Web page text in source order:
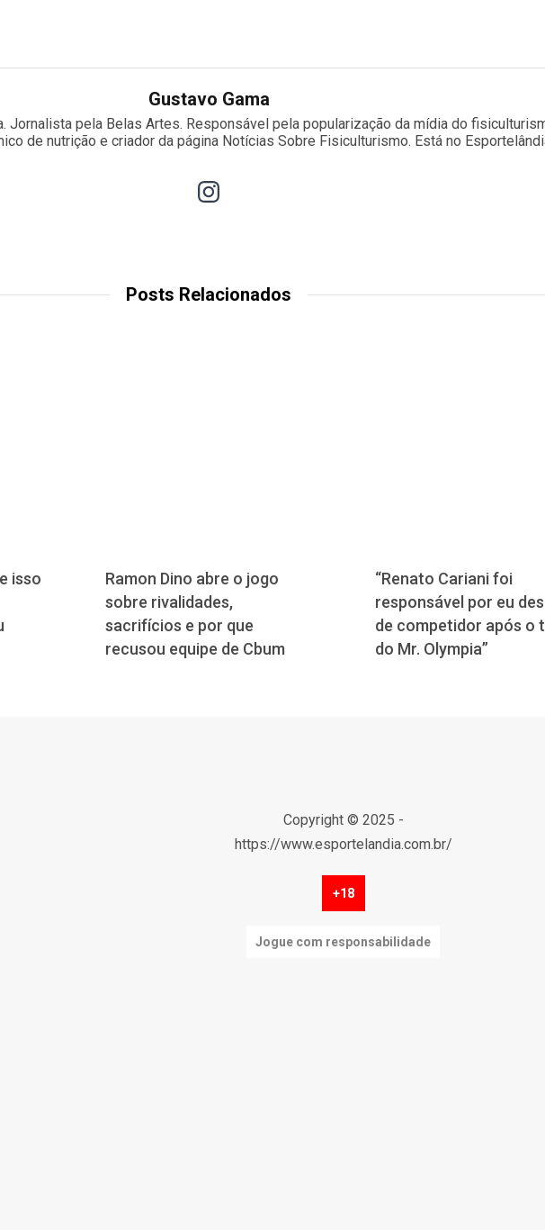
Gustavo Gama
Jornalista pela Belas Artes. Responsável pela popularização da mídia do
de nutrição e criador da página Notícias Sobre Fisiculturismo. Está no
Posts Relacionados
isso
Ramon Dino abre o jogo
sobre rivalidades,
sacrifícios e por que
recusou equipe de Cbum
“Renato Cariani foi
responsável por eu
de competidor após o
do Mr. Olympia”
Copyright © 2025 -
https://www.esportelandia.com.br/
+18
Jogue com responsabilidade